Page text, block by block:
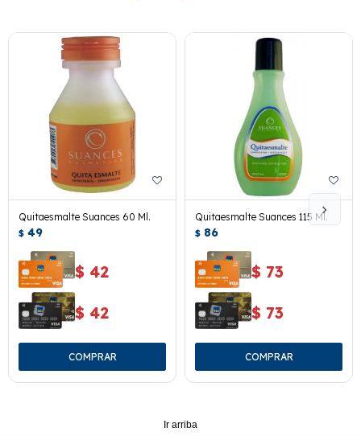
Quitaesmalte Suances 60 Ml.
$ 49
$ 42
$ 42
Quitaesmalte Suances 115 Ml.
$ 86
$ 73
$ 73
Ir arriba